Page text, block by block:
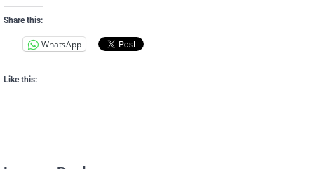
Share this:
WhatsApp
Like this: